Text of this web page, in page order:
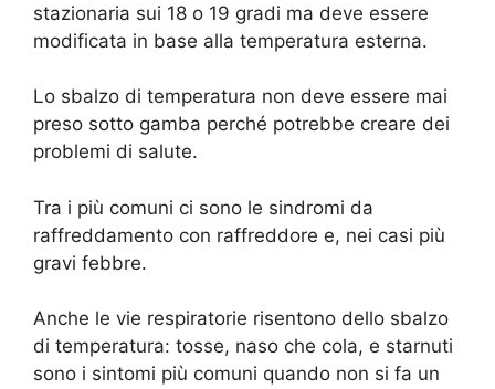
stazionaria sui 18 o 19 gradi ma deve essere
modificata in base alla temperatura esterna.
Lo sbalzo di temperatura non deve essere mai
preso sotto gamba perché potrebbe creare dei
problemi di salute.
Tra i più comuni ci sono le sindromi da
raffreddamento con raffreddore e, nei casi più
gravi febbre.
Anche le vie respiratorie risentono dello sbalzo
di temperatura: tosse, naso che cola, e starnuti
sono i sintomi più comuni quando non si fa un